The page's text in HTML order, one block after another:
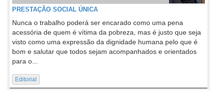
PRESTAÇÃO SOCIAL ÚNICA
Nunca o trabalho poderá ser encarado como uma pena
acessória de quem é vítima da pobreza, mas é justo que seja
visto como uma expressão da dignidade humana pelo que é
bom e salutar que todos sejam acompanhados e orientados
para o...
Editorial